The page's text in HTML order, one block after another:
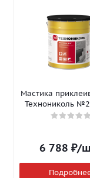
Мастика
Технониколь
6 788 ₽/